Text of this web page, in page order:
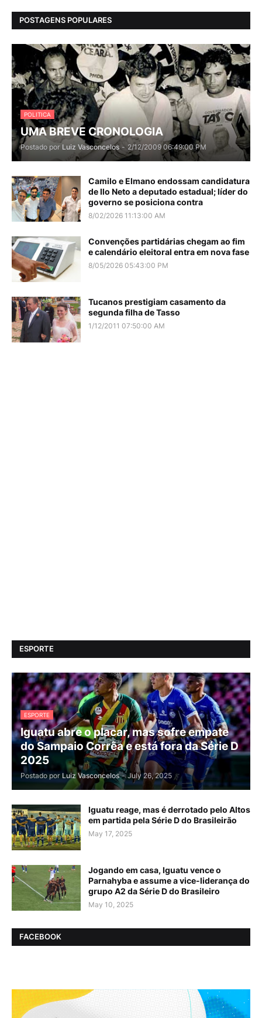
POSTAGENS POPULARES
POLITICA
UMA BREVE CRONOLOGIA
Postado por Luiz Vasconcelos - 2/12/2009 06:49:00 PM
Camilo e Elmano endossam candidatura
de Ilo Neto a deputado estadual; líder do
governo se posiciona contra
8/02/2026 11:13:00 AM
Convenções partidárias chegam ao fim
e calendário eleitoral entra em nova fase
8/05/2026 05:43:00 PM
Tucanos prestigiam casamento da
segunda filha de Tasso
1/12/2011 07:50:00 AM
ESPORTE
ESPORTE
Iguatu abre o placar, mas sofre empate
do Sampaio Corrêa e está fora da Série D
2025
Postado por Luiz Vasconcelos - July 26, 2025
Iguatu reage, mas é derrotado pelo Altos
em partida pela Série D do Brasileirão
May 17, 2025
Jogando em casa, Iguatu vence o
Parnahyba e assume a vice-liderança do
grupo A2 da Série D do Brasileiro
May 10, 2025
FACEBOOK